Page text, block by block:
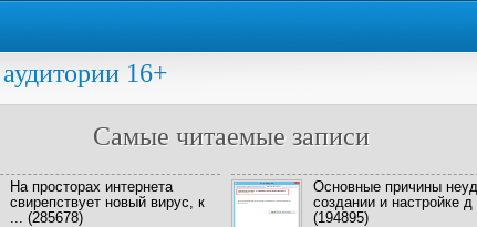
16+
Самые читаемые записи
На просторах интернета
свирепствует новый вирус, к
... (285678)
Основные причины
создании и настройке д
(194895)